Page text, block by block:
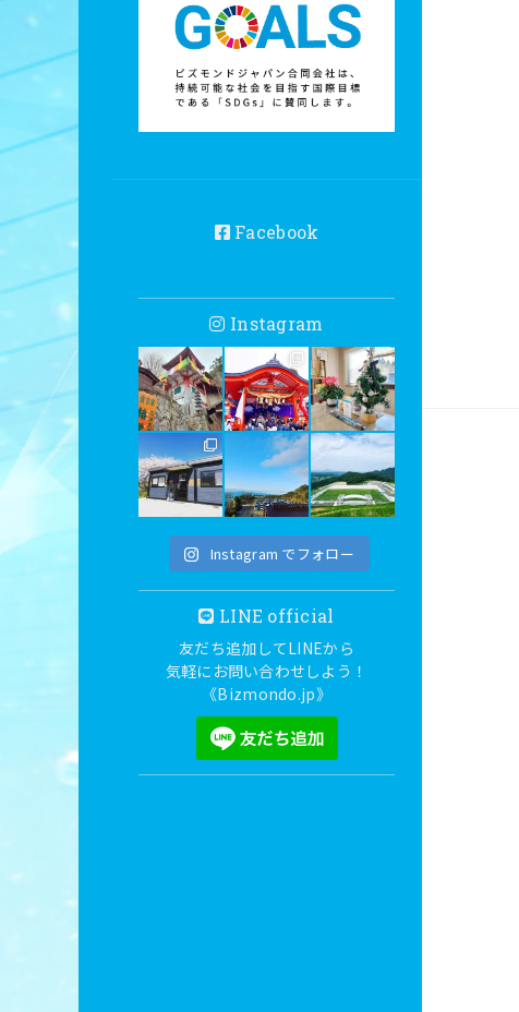
Facebook
Instagram
Instagram でフォロー
LINE official
友だち追加してLINEから
気軽にお問い合わせしよう！
《Bizmondo.jp》